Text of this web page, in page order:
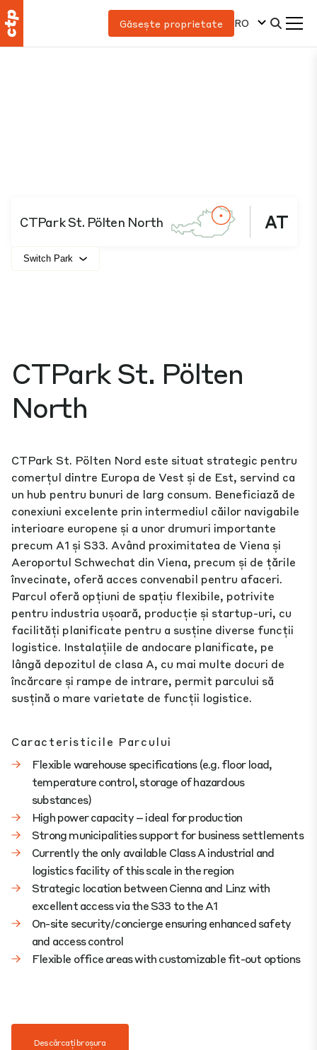
Găsește proprietate RO
CTPark St. Pölten North AT
Switch Park
CTPark St. Pölten
North
CTPark St. Pölten Nord este situat strategic pentru
comerțul dintre Europa de Vest și de Est, servind ca
un hub pentru bunuri de larg consum. Beneficiază de
conexiuni excelente prin intermediul căilor navigabile
interioare europene și a unor drumuri importante
precum A1 și S33. Având proximitatea de Viena și
Aeroportul Schwechat din Viena, precum și de țările
învecinate, oferă acces convenabil pentru afaceri.
Parcul oferă opțiuni de spațiu flexibile, potrivite
pentru industria ușoară, producție și startup-uri, cu
facilități planificate pentru a susține diverse funcții
logistice. Instalațiile de andocare planificate, pe
lângă depozitul de clasa A, cu mai multe docuri de
încărcare și rampe de intrare, permit parcului să
susțină o mare varietate de funcții logistice.
Caracteristicile Parcului
Flexible warehouse specifications (e.g. floor load,
temperature control, storage of hazardous
substances)​
High power capacity – ideal for production​
Strong municipalities support for business settlements​
Currently the only available Class A industrial and
logistics facility of this scale in the region​
Strategic location between Cienna and Linz with
excellent access via the S33 to the A1​
On-site security/concierge ensuring enhanced safety
and access control​
Flexible office areas with customizable fit-out options
Descărcați broșura